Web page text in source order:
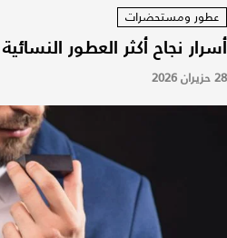
عطور ومستحضرات
أسرار نجاح أكثر العطور
28 حزيران 2026